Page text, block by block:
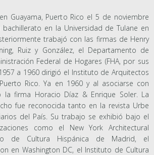
Guayama, Puerto Rico el 5 de noviembre
en la Universidad de Tulane en
trabajó con las firmas de Henry
Ruiz y González, el Departamento de
Federal de Hogares (FHA, por sus
a 1960 dirigió el Instituto de Arquitectos
Rico. Ya en 1960 y al asociarse con
la firma Horacio Díaz & Enrique Soler. La
fue reconocida tanto en la revista Urbe
del País. Su trabajo se exhibió bajo el
como el New York Architectural
de Cultura Hispánica de Madrid, el
en Washington DC, el Instituto de Cultura